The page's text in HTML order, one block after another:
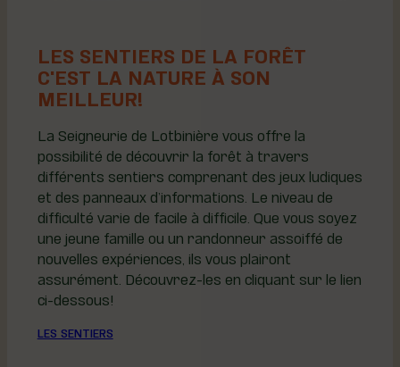
LES SENTIERS DE LA FORÊT
C'EST LA NATURE À SON
MEILLEUR!
La Seigneurie de Lotbinière vous offre la
possibilité de découvrir la forêt à travers
différents sentiers comprenant des jeux ludiques
et des panneaux d’informations. Le niveau de
difficulté varie de facile à difficile. Que vous soyez
une jeune famille ou un randonneur assoiffé de
nouvelles expériences, ils vous plairont
assurément. Découvrez-les en cliquant sur le lien
ci-dessous!
LES SENTIERS